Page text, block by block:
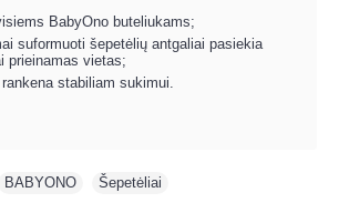
BabyOno buteliukams;
suformuoti šepetėlių antgaliai pasiekia
prieinamas vietas;
stabiliam sukimui.
BABYONO Šepetėliai